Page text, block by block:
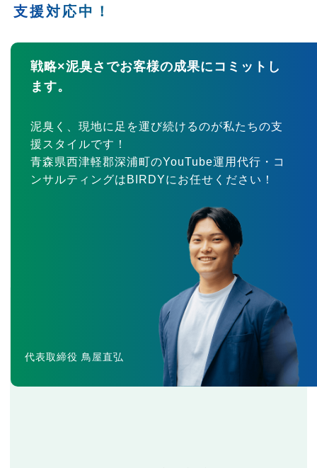
支援対応中！
戦略×泥臭さでお客様の成果にコミットし
ます。
泥臭く、現地に足を運び続けるのが私たちの支
援スタイルです！
青森県西津軽郡深浦町のYouTube運用代行・コ
ンサルティングはBIRDYにお任せください！
代表取締役 鳥屋直弘